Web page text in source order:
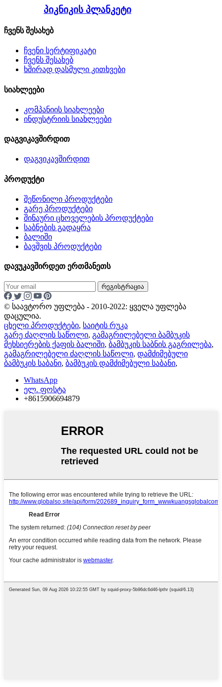
პიკნიკის პლანკეტი
ჩვენს შესახებ
ჩვენი სერტიფიკატი
ჩვენს შესახებ
ხშირად დასმული კითხვები
სიახლეები
კომპანიის სიახლეები
ინდუსტრიის სიახლეები
დაგვიკავშირდით
დაგვიკავშირდით
პროდუქტი
შეწონილი პროდუქტები
გარე პროდუქტები
შინაური ცხოველების პროდუქტები
საბნების გადაყრა
ბალიში
ბავშვის პროდუქტები
დავუკავშირდეთ ერთმანეთს
რეგისტრაცია
© საავტორო უფლება - 2010-2022: ყველა უფლება
დაცულია.
ცხელი პროდუქტები, საიტის რუკა
გარე ძაღლის საწოლი, გამაგრილებელი ბამბუკის
მეხსიერების ქაფის ბალიში, ბამბუკის საბნის გაგრილება,
გამაგრილებელი ძაღლის საწოლი, დამძიმებული
ბამბუკის საბანი, ბამბუკის დამძიმებული საბანი,
WhatsApp
ელ. ფოსტა
+8615906694879